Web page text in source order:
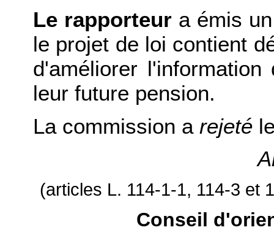
Le rapporteur a émis
le projet de loi contient
d'améliorer
leur future pension.
La commission a rejeté
(articles L. 114-1-1, 114-3 et
Conseil